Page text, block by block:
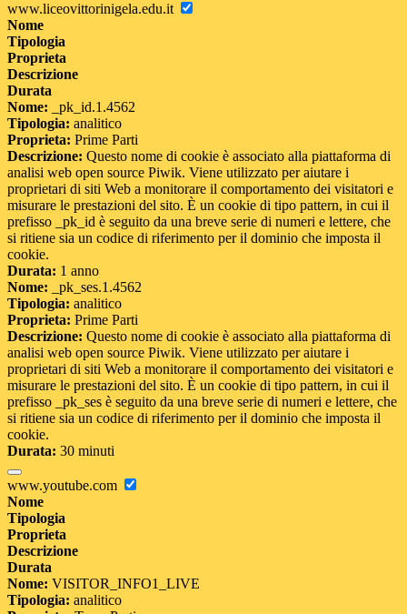
www.liceovittorinigela.edu.it
Nome
Tipologia
Proprieta
Descrizione
Durata
Nome: _pk_id.1.4562
Tipologia: analitico
Proprieta: Prime Parti
Descrizione: Questo nome di cookie è associato alla piattaforma di
analisi web open source Piwik. Viene utilizzato per aiutare i
proprietari di siti Web a monitorare il comportamento dei visitatori e
misurare le prestazioni del sito. È un cookie di tipo pattern, in cui il
prefisso _pk_id è seguito da una breve serie di numeri e lettere, che
si ritiene sia un codice di riferimento per il dominio che imposta il
cookie.
Durata: 1 anno
Nome: _pk_ses.1.4562
Tipologia: analitico
Proprieta: Prime Parti
Descrizione: Questo nome di cookie è associato alla piattaforma di
analisi web open source Piwik. Viene utilizzato per aiutare i
proprietari di siti Web a monitorare il comportamento dei visitatori e
misurare le prestazioni del sito. È un cookie di tipo pattern, in cui il
prefisso _pk_ses è seguito da una breve serie di numeri e lettere, che
si ritiene sia un codice di riferimento per il dominio che imposta il
cookie.
Durata: 30 minuti
www.youtube.com
Nome
Tipologia
Proprieta
Descrizione
Durata
Nome: VISITOR_INFO1_LIVE
Tipologia: analitico